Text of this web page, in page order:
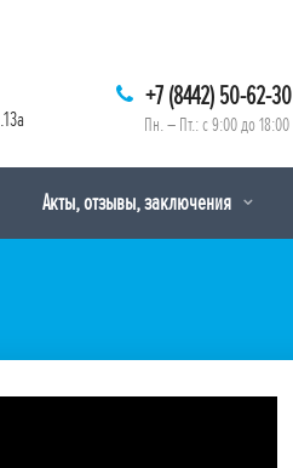
+7 (8442) 50-62-30
Пн. – Пт.: с 9:00 до 18:00
Акты, отзывы, заключения